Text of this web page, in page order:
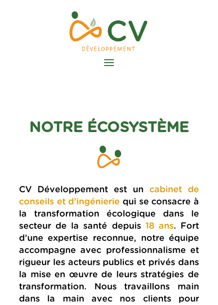
NOTRE ÉCOSYSTÈME
CV Développement est un cabinet de
conseils et d’ingénierie qui se consacre à
la transformation écologique dans le
secteur de la santé depuis 18 ans. Fort
d’une expertise reconnue, notre équipe
accompagne avec professionnalisme et
rigueur les acteurs publics et privés dans
la mise en œuvre de leurs stratégies de
transformation. Nous travaillons main
dans la main avec nos clients pour